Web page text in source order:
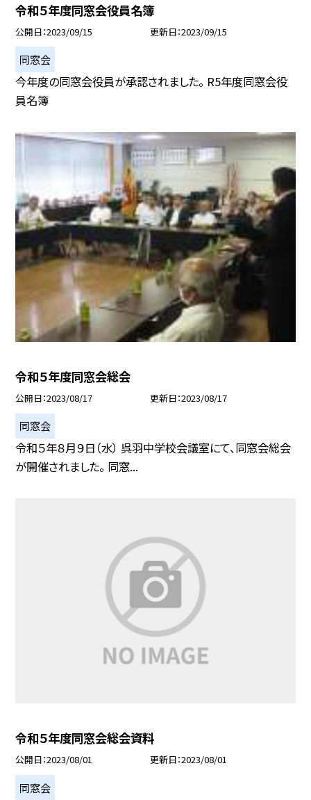
令和５年度同窓会役員名簿
公開日 2023/09/15 更新日 2023/09/15
同窓会
今年度の同窓会役員が承認されました。 R5年度同窓会役
員名簿
令和５年度同窓会総会
公開日 2023/08/17 更新日 2023/08/17
同窓会
令和５年８月９日（水） 呉羽中学校会議室にて、同窓会総会
が開催されました。 同窓...
令和５年度同窓会総会資料
公開日 2023/08/01 更新日 2023/08/01
同窓会